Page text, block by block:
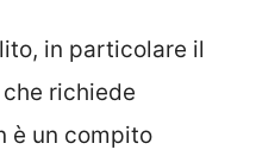
in particolare il
richiede
è un compito